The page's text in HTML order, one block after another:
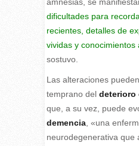
amnesias, se
dificultades para
recientes, detalles de
vividas y conocimientos
sostuvo.
Las alteraciones
temprano del deterioro
que, a su vez, puede
demencia, «una
neurodegenerativa que